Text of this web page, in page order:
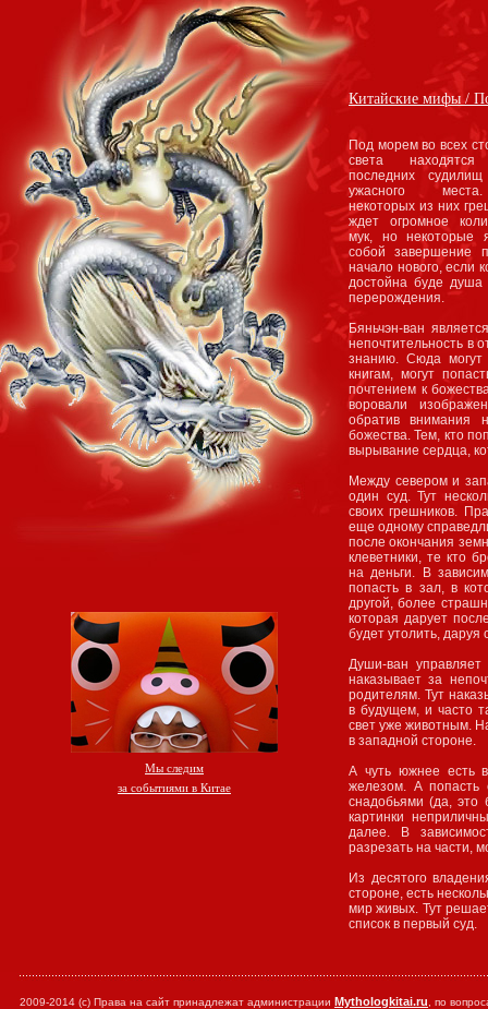
Мы следим
за событиями в Китае
Китайские мифы /
Под морем во всех
света
последних судилищ
ужасного
некоторых из них
ждет огромное
мук, но некоторые
собой завершение
начало нового, если
достойна буде душа
перерождения.
Бяньчэн-ван
непочтительность в
знанию. Сюда могут
книгам, могут
почтением к
воровали
обратив внимания
божества. Тем, кто
вырывание сердца,
Между севером и
один суд. Тут
своих грешников.
еще одному
после окончания
клеветники, те кто
на деньги. В
попасть в зал, в
другой, более
которая дарует
будет утолить,
Души-ван
наказывает за
родителям. Тут
в будущем, и часто
свет уже животным.
в западной стороне.
А чуть южнее есть
железом. А попасть
снадобьями (да, это
картинки
далее. В
разрезать на части,
Из десятого
стороне, есть
мир живых. Тут
список в первый суд.
2009-2014 (с) Права на сайт принадлежат администрации Mythologkitai.ru , по